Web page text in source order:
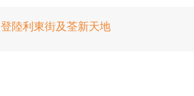
陸利東街及荃新天地